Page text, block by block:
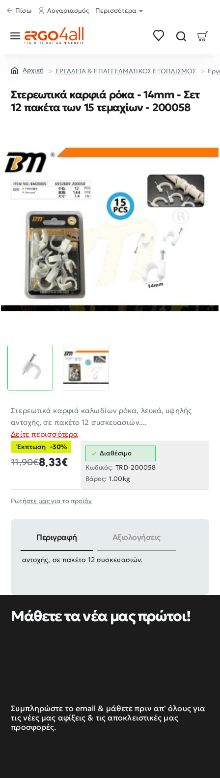
Πίσω Λογαριασμός Περισσότερα
ΕΡΓΑΛΕΙΑ & ΕΠΑΓΓΕΛΜΑΤΙΚΟΣ ΕΞΟΠΛΙΣΜΟΣ
Στερεωτικά καρφιά ρόκα - 14mm - Σετ
12 πακέτα των 15 τεμαχίων - 200058
Στερεωτικά καρφιά καλωδίων ρόκα, λευκά, υψηλής
αντοχής, σε πακέτο 12 συσκευασιών....
Δείτε περισσότερα
Έκπτωση -30%
8,33€
11,90€
Διαθέσιμο
Κωδικός: TRD-200058
Βάρος: 1.00kg
Ρωτήστε μας για το προϊόν
Περιγραφή Αξιολογήσεις
Στερεωτικά καρφιά καλωδίων ρόκα, λευκά, υψηλής
αντοχής, σε πακέτο 12 συσκευασιών.
Μάθετε τα νέα μας πρώτοι!
Συμπληρώστε το email & μάθετε πριν απ' όλους για
τις νέες μας αφίξεις & τις αποκλειστικές μας
προσφορές.